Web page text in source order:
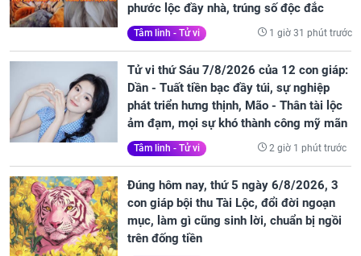
phước lộc đầy nhà, trúng số độc đắc
Tâm linh - Tử vi 1 giờ 31 phút trước
Tử vi thứ Sáu 7/8/2026 của 12 con giáp:
Dần - Tuất tiền bạc đầy túi, sự nghiệp
phát triển hưng thịnh, Mão - Thân tài lộc
ảm đạm, mọi sự khó thành công mỹ mãn
Tâm linh - Tử vi 2 giờ 1 phút trước
Đúng hôm nay, thứ 5 ngày 6/8/2026, 3
con giáp bội thu Tài Lộc, đổi đời ngoạn
mục, làm gì cũng sinh lời, chuẩn bị ngồi
trên đống tiền